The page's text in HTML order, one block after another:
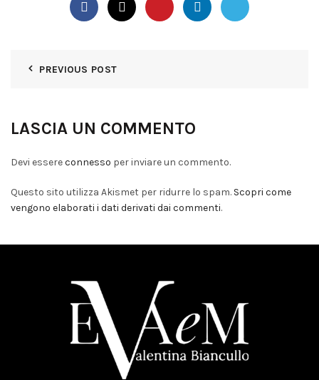
PREVIOUS POST
LASCIA UN COMMENTO
Devi essereconnesso per inviare un commento.
Questo sito utilizza Akismet per ridurre lo spam. Scopri come
vengono elaborati i dati derivati dai commenti.